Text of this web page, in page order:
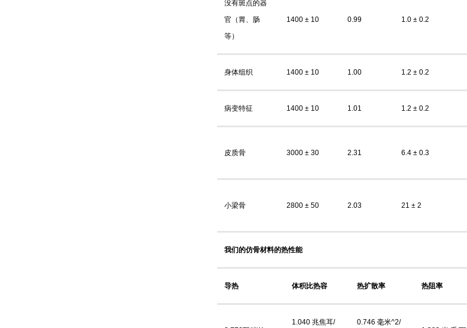
没有斑点的器
官（胃、肠
等）
1400 ± 10 0.99 1.0 ± 0.2
身体组织 1400 ± 10 1.00 1.2 ± 0.2
病变特征 1400 ± 10 1.01 1.2 ± 0.2
皮质骨 3000 ± 30 2.31 6.4 ± 0.3
小梁骨 2800 ± 50 2.03 21 ± 2
我们的仿骨材料的热性能
导热 体积比热容 热扩散率 热阻率
1.040 兆焦耳/
0.746 毫米^2/